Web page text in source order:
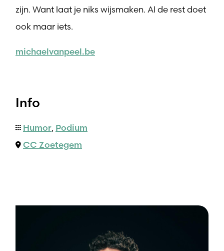
zijn. Want laat je niks wijsmaken. Al de rest doet
ook maar iets.
michaelvanpeel.be
Info
Humor, Podium
CC Zoetegem